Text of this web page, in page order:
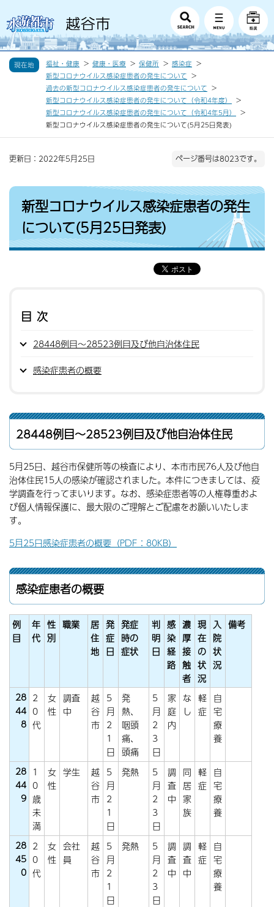
現在地 福祉・健康 健康・医療 保健所
感染症
新型コロナウイルス感染症患者の発生について
過去の新型コロナウイルス感染症患者の発生について
新型コロナウイルス感染症患者の発生について（令和4年度）
新型コロナウイルス感染症患者の発生について（令和4年5月）
新型コロナウイルス感染症患者の発生について(5月25日発表)
更新日：2022年5月25日 ページ番号は8023です。
新型コロナウイルス感染症患者の発生
について(5月25日発表)
目次
28448例目〜28523例目及び他自治体住民
感染症患者の概要
28448例目〜28523例目及び他自治体住民
5月25日、越谷市保健所等の検査により、本市市民76人及び他自
治体住民15人の感染が確認されました。本件につきましては、疫
学調査を行ってまいります。なお、感染症患者等の人権尊重およ
び個人情報保護に、最大限のご理解とご配慮をお願いいたしま
す。
5月25日感染症患者の概要（PDF：80KB）
感染症患者の概要
例
目
年
代
性
別
職業
居
住
地
発
症
日
発症
時の
症状
判
明
日
感
染
経
路
濃
厚
接
触
者
現
在
の
状
況
入
院
状
況
備考
28
44
8
2
0
代
女
性
調査
中
越
谷
市
5
月
2
1
日
発
熱、
咽頭
痛、
頭痛
5
月
2
3
日
家
庭
内
な
し
軽
症
自
宅
療
養
28
44
9
1
0
歳
未
満
女
性
学生
越
谷
市
5
月
2
1
日
発熱
5
月
2
3
日
調
査
中
同
居
家
族
軽
症
自
宅
療
養
28
45
0
2
0
代
女
性
会社
員
越
谷
市
5
月
2
1
日
発熱
5
月
2
3
日
調
査
中
調
査
中
軽
症
自
宅
療
養